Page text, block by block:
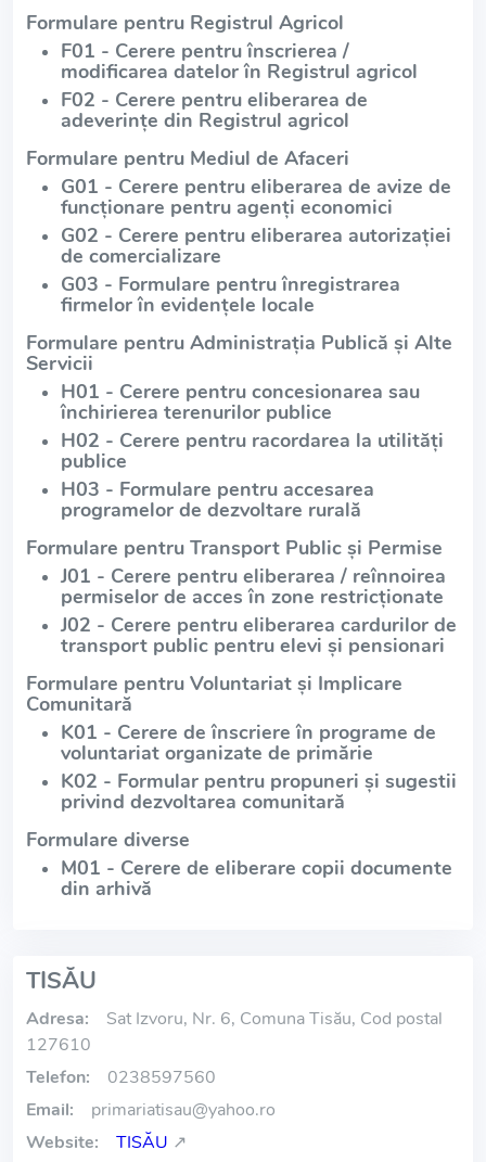
Formulare pentru Registrul Agricol
F01 - Cerere pentru înscrierea /
modificarea datelor în Registrul agricol
F02 - Cerere pentru eliberarea de
adeverințe din Registrul agricol
Formulare pentru Mediul de Afaceri
G01 - Cerere pentru eliberarea de avize de
funcționare pentru agenți economici
G02 - Cerere pentru eliberarea autorizației
de comercializare
G03 - Formulare pentru înregistrarea
firmelor în evidențele locale
Formulare pentru Administrația Publică și Alte
Servicii
H01 - Cerere pentru concesionarea sau
închirierea terenurilor publice
H02 - Cerere pentru racordarea la utilități
publice
H03 - Formulare pentru accesarea
programelor de dezvoltare rurală
Formulare pentru Transport Public și Permise
J01 - Cerere pentru eliberarea / reînnoirea
permiselor de acces în zone restricționate
J02 - Cerere pentru eliberarea cardurilor de
transport public pentru elevi și pensionari
Formulare pentru Voluntariat și Implicare
Comunitară
K01 - Cerere de înscriere în programe de
voluntariat organizate de primărie
K02 - Formular pentru propuneri și sugestii
privind dezvoltarea comunitară
Formulare diverse
M01 - Cerere de eliberare copii documente
din arhivă
TISĂU
Adresa:
Sat Izvoru, Nr. 6, Comuna Tisău, Cod postal
127610
Telefon:
0238597560
Email:
primariatisau@yahoo.ro
Website:
TISĂU ↗